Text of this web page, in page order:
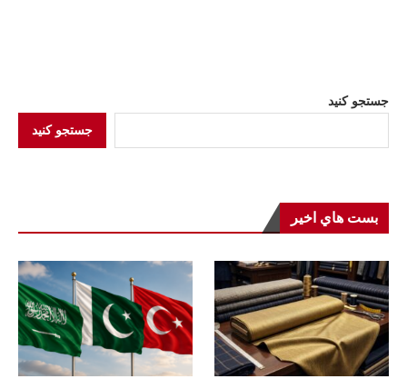
جستجو کنید
جستجو کنید
بست هاي اخير